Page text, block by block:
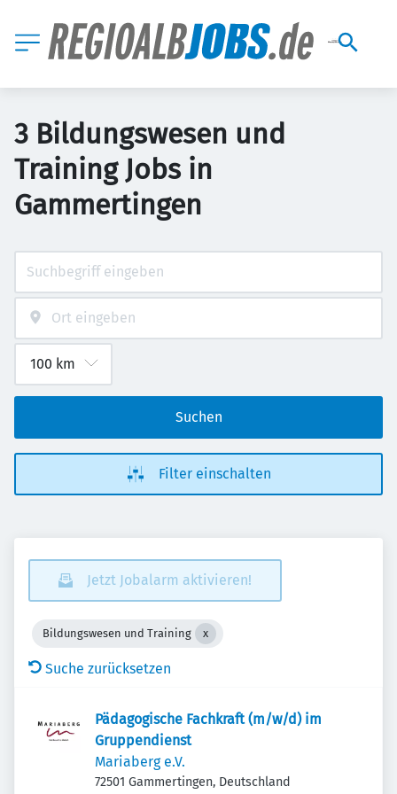
3 Bildungswesen und
Training Jobs in
Gammertingen
Suchen
Filter einschalten
Jetzt Jobalarm aktivieren!
Bildungswesen und Training
Suche zurücksetzen
Pädagogische Fachkraft (m/w/d) im
Gruppendienst
Mariaberg e.V.
72501 Gammertingen, Deutschland